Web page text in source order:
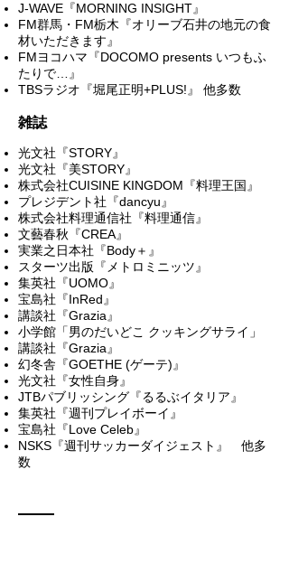
J-WAVE『MORNING INSIGHT』
FM群馬・FM栃木『オリーブ石井の地元の食
材いただきます』
FMヨコハマ『DOCOMO presents いつもふ
たりで…』
TBSラジオ『堀尾正明+PLUS!』 他多数
雑誌
光文社『STORY』
光文社『美STORY』
株式会社CUISINE KINGDOM『料理王国』
プレジデント社『dancyu』
株式会社料理通信社『料理通信』
文藝春秋『CREA』
実業之日本社『Body＋』
スターツ出版『メトロミニッツ』
集英社『UOMO』
宝島社『InRed』
講談社『Grazia』
小学館「男のだいどこ クッキングサライ」
講談社『Grazia』
幻冬舎『GOETHE (ゲーテ)』
光文社『女性自身』
JTBパブリッシング『るるぶイタリア』
集英社『週刊プレイボーイ』
宝島社『Love Celeb』
NSKS『週刊サッカーダイジェスト』 他多
数